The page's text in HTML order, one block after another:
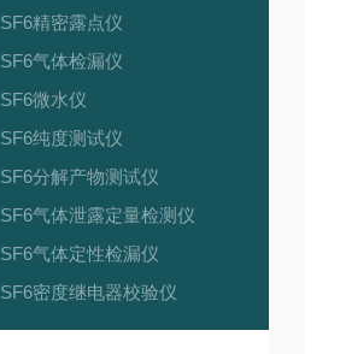
SF6精密露点仪
SF6气体检漏仪
SF6微水仪
SF6纯度测试仪
SF6分解产物测试仪
SF6气体泄露定量检测仪
SF6气体定性检漏仪
SF6密度继电器校验仪